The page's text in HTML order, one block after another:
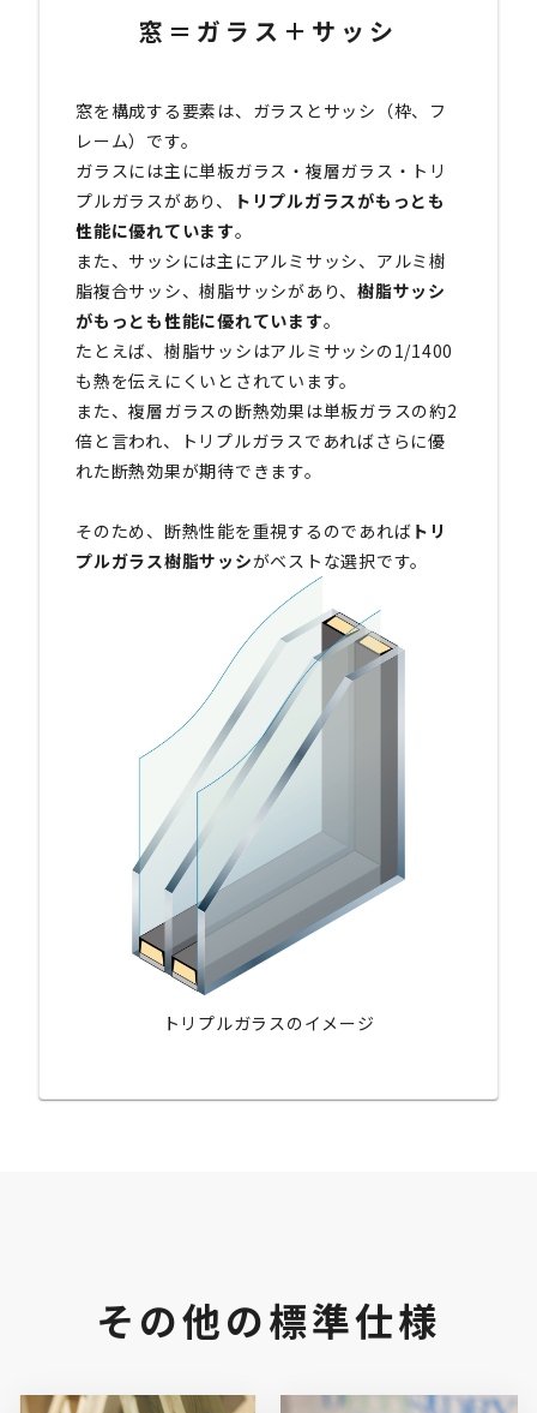
窓＝ガラス＋サッシ
窓を構成する要素は、ガラスとサッシ（枠、フ
レーム）です。
ガラスには主に単板ガラス・複層ガラス・トリ
プルガラスがあり、
トリプルガラスがもっとも
性能に優れています。
また、サッシには主にアルミサッシ、アルミ樹
脂複合サッシ、樹脂サッシがあり、 樹脂サッシ
がもっとも性能に優れています。
たとえば、樹脂サッシはアルミサッシの1/1400
も熱を伝えにくいとされています。
また、複層ガラスの断熱効果は単板ガラスの約2
倍と言われ、トリプルガラスであればさらに優
れた断熱効果が期待できます。
そのため、断熱性能を重視するのであれば トリ
プルガラス樹脂サッシがベストな選択です。
トリプルガラスのイメージ
その他の標準仕様